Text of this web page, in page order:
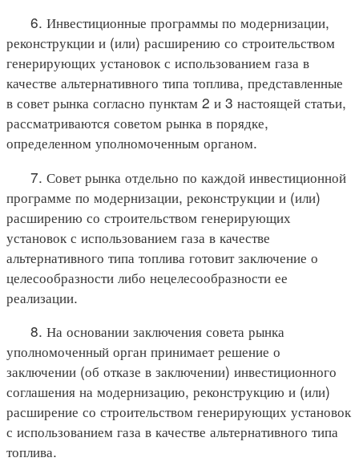
6. Инвестиционные программы по модернизации,
реконструкции и (или) расширению со строительством
генерирующих установок с использованием газа в
качестве альтернативного типа топлива, представленные
в совет рынка согласно пунктам 2 и 3 настоящей статьи,
рассматриваются советом рынка в порядке,
определенном уполномоченным органом.
7. Совет рынка отдельно по каждой инвестиционной
программе по модернизации, реконструкции и (или)
расширению со строительством генерирующих
установок с использованием газа в качестве
альтернативного типа топлива готовит заключение о
целесообразности либо нецелесообразности ее
реализации.
8. На основании заключения совета рынка
уполномоченный орган принимает решение о
заключении (об отказе в заключении) инвестиционного
соглашения на модернизацию, реконструкцию и (или)
расширение со строительством генерирующих установок
с использованием газа в качестве альтернативного типа
топлива.